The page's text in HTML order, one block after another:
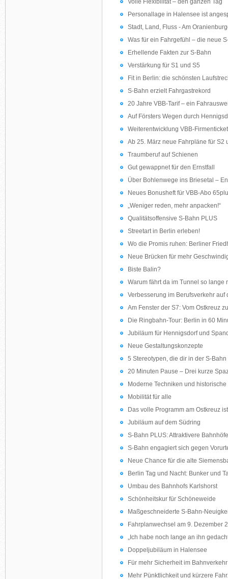
Volle Flexibilität – den ganzen Tag
Personallage in Halensee ist
Stadt, Land, Fluss - Am
Was für ein Fahrgefühl – die neue
Erhellende Fakten zur S-Bahn
Verstärkung für S1 und S5
Fit in Berlin: die schönsten
S-Bahn erzielt Fahrgastrekord
20 Jahre VBB-Tarif – ein
Auf Försters Wegen durch
Weiterentwicklung VBB-Firmenticket
Ab 25. März neue Fahrpläne für S2
Traumberuf auf Schienen
Gut gewappnet für den Ernstfall
Über Bohlenwege ins Briesetal –
Neues Bonusheft für VBB-Abo
„Weniger reden, mehr anpacken!“
Qualitätsoffensive S-Bahn PLUS
Streetart in Berlin erleben!
Wo die Promis ruhen: Berliner
Neue Brücken für mehr
Biste Balin?
Warum fährt da im Tunnel so lange
Verbesserung im Berufsverkehr auf
Am Fenster der S7: Vom Ostkreuz
Die Ringbahn-Tour: Berlin in 60
Jubiläum für Hennigsdorf und
Neue Gestaltungskonzepte
5 Stereotypen, die dir in der S-
20 Minuten Pause – Drei kurze
Moderne Techniken und historische
Mobilität für alle
Das volle Programm am Ostkreuz
Jubiläum auf dem Südring
S-Bahn PLUS: Attraktivere Bahnhöfe
S-Bahn engagiert sich gegen
Neue Chance für die alte
Berlin Tag und Nacht: Bunker und
Umbau des Bahnhofs Karlshorst
Schönheitskur für Schöneweide
Maßgeschneiderte S-Bahn-
Fahrplanwechsel am 9. Dezember
„Ich habe noch lange an ihn
Doppeljubiläum in Halensee
Für mehr Sicherheit im Bahnverkehr
Mehr Pünktlichkeit und kürzere